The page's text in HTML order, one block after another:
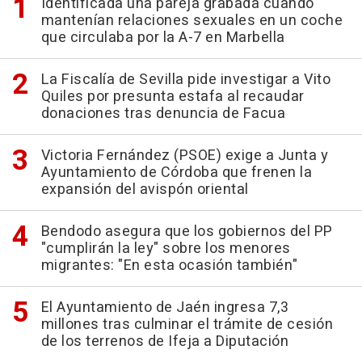
mantenían relaciones sexuales en un coche
que circulaba por la A-7 en Marbella
La Fiscalía de Sevilla pide investigar a Vito
Quiles por presunta estafa al recaudar
donaciones tras denuncia de Facua
Victoria Fernández (PSOE) exige a Junta y
Ayuntamiento de Córdoba que frenen la
expansión del avispón oriental
Bendodo asegura que los gobiernos del PP
"cumplirán la ley" sobre los menores
migrantes: "En esta ocasión también"
El Ayuntamiento de Jaén ingresa 7,3
millones tras culminar el trámite de cesión
de los terrenos de Ifeja a Diputación